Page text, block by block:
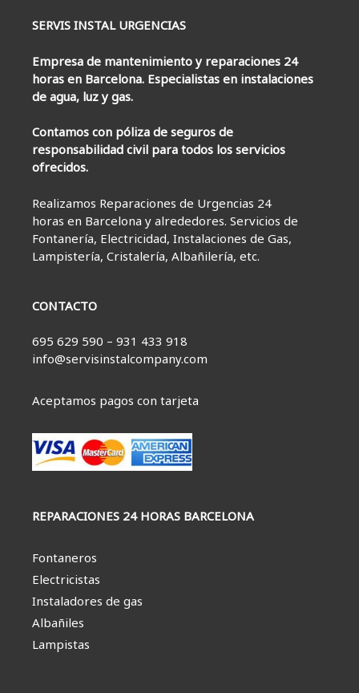
SERVIS INSTAL URGENCIAS
Empresa de mantenimiento y reparaciones 24
horas en Barcelona. Especialistas en instalaciones
de agua, luz y gas.
Contamos con póliza de seguros de
responsabilidad civil para todos los servicios
ofrecidos.
Realizamos Reparaciones de Urgencias 24
horas en Barcelona y alrededores. Servicios de
Fontanería, Electricidad, Instalaciones de Gas,
Lampistería, Cristalería, Albañilería, etc.
CONTACTO
695 629 590 – 931 433 918
info@servisinstalcompany.com
Aceptamos pagos con tarjeta
REPARACIONES 24 HORAS BARCELONA
Fontaneros
Electricistas
Instaladores de gas
Albañiles
Lampistas